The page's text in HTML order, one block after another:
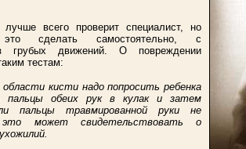
всего проверит специалист, но
сделать самостоятельно, с
грубых движений. О повреждении
тестам:
кисти надо попросить ребенка
пальцы обеих рук в кулак и затем
пальцы травмированной руки не
может свидетельствовать о